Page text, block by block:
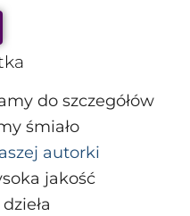
do szczegółów
śmiało
autorki
jakość